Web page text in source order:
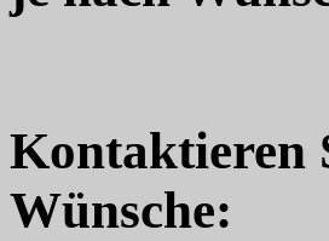
Kontaktieren
Wünsche: